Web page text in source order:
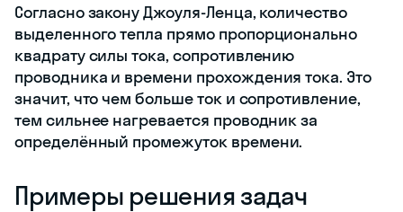
Согласно закону Джоуля-Ленца, количество
выделенного тепла прямо пропорционально
квадрату силы тока, сопротивлению
проводника и времени прохождения тока. Это
значит, что чем больше ток и сопротивление,
тем сильнее нагревается проводник за
определённый промежуток времени.
Примеры решения задач